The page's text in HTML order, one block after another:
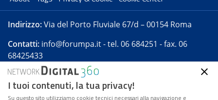
Indirizzo:Via del Porto Fluviale 67/d – 00154 Roma
Contatti: info@forumpa.it- tel. 06 684251 - fax. 06
68425433
Forumpa.itè una pubblicazione telematica iscritta
presso Registro della stampa del Tribunale di Roma -
I tuoi contenuti, la tua privacy!
Su questo sito utilizziamo cookie tecnici necessari alla navigazione e